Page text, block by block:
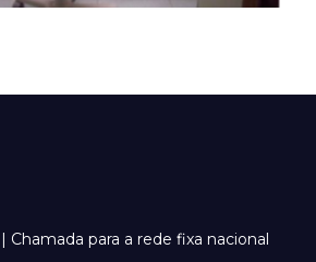
Chamada para a rede fixa nacional